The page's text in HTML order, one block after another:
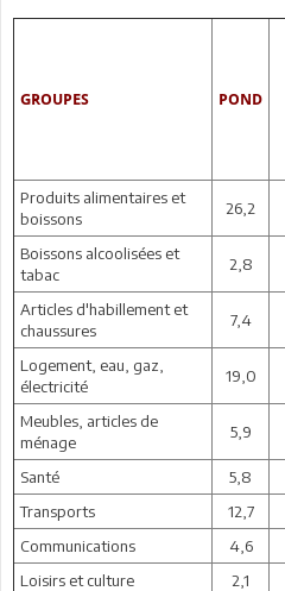
GROUPES POND
Produits alimentaires et
boissons
26,2
Boissons alcoolisées et
tabac
2,8
Articles d'habillement et
chaussures
7,4
Logement, eau, gaz,
électricité
19,0
Meubles, articles de
ménage
5,9
Santé 5,8
Transports
12,7
Communications
4,6
Loisirs et culture
2,1